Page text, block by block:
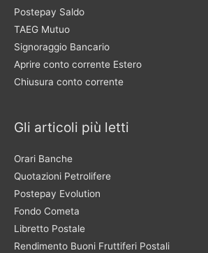
Postepay Saldo
TAEG Mutuo
Signoraggio Bancario
Aprire conto corrente Estero
Chiusura conto corrente
Gli articoli più letti
Orari Banche
Quotazioni Petrolifere
Postepay Evolution
Fondo Cometa
Libretto Postale
Rendimento Buoni Fruttiferi Postali